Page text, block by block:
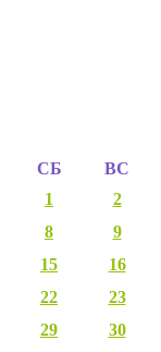
СБ
ВС
1
2
8
9
15
16
22
23
29
30